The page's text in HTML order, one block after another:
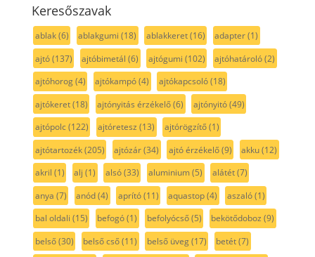
Keresőszavak
ablak(6) ablakgumi (18) ablakkeret(16) adapter(1)
ajtó(137) ajtóbimetál (6) ajtógumi (102) ajtóhatároló(2)
ajtóhorog(4) ajtókampó(4) ajtókapcsoló(18)
ajtókeret(18) ajtónyitás érzékelő(6) ajtónyitó(49)
ajtópolc(122) ajtóretesz (13) ajtórögzítő(1)
ajtótartozék(205) ajtózár(34) ajtó érzékelő(9) akku(12)
akril (1) alj (1) alsó(33) aluminium(5) alátét(7)
anya (7) anód(4) aprító(11) aquastop(4) aszaló(1)
bal oldali (15) befogó(1) befolyócső(5) bekötődoboz (9)
belső(30) belső cső(11) belső üveg(17) betét(7)